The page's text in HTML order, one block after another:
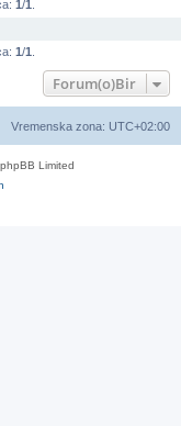
ž
i
1/1
1/1
Forum(o)Bir
Vremenska zona: UTC+02:00
Limited